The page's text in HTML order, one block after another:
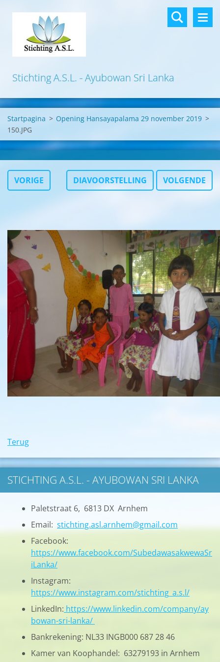
Stichting A.S.L. - Ayubowan Sri Lanka
Startpagina > Opening Hansayapalama 29 november 2019 >
150.JPG
VORIGE DIAVOORSTELLING VOLGENDE
Terug
STICHTING A.S.L. - AYUBOWAN SRI LANKA
Paletstraat 6, 6813 DX Arnhem
Email: stichting.asl.arnhem@gmail.com
Facebook:
https://www.facebook.com/SubedawasakwewaSr
iLanka/
Instagram:
https://www.instagram.com/stichting_a.s.l/
LinkedIn: https://www.linkedin.com/company/ay
bowan-sri-lanka/
Bankrekening: NL33 INGB000 687 28 46
Kamer van Koophandel: 63279193 in Arnhem